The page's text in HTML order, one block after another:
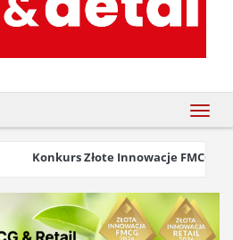
menu
Konkurs Złote Innowacje FMCG &